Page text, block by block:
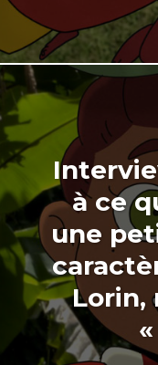
à ce
une
Lorin,